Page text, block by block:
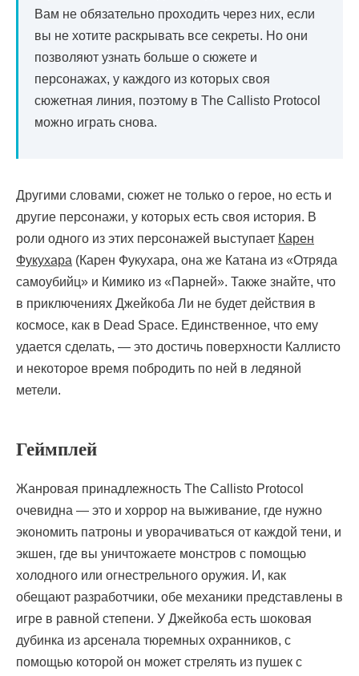
Вам не обязательно проходить через них, если
вы не хотите раскрывать все секреты. Но они
позволяют узнать больше о сюжете и
персонажах, у каждого из которых своя
сюжетная линия, поэтому в The Callisto Protocol
можно играть снова.
Другими словами, сюжет не только о герое, но есть и
другие персонажи, у которых есть своя история. В
роли одного из этих персонажей выступает Карен
Фукухара (Карен Фукухара, она же Катана из «Отряда
самоубийц» и Кимико из «Парней». Также знайте, что
в приключениях Джейкоба Ли не будет действия в
космосе, как в Dead Space. Единственное, что ему
удается сделать, — это достичь поверхности Каллисто
и некоторое время побродить по ней в ледяной
метели.
Геймплей
Жанровая принадлежность The Callisto Protocol
очевидна — это и хоррор на выживание, где нужно
экономить патроны и уворачиваться от каждой тени, и
экшен, где вы уничтожаете монстров с помощью
холодного или огнестрельного оружия. И, как
обещают разработчики, обе механики представлены в
игре в равной степени. У Джейкоба есть шоковая
дубинка из арсенала тюремных охранников, с
помощью которой он может стрелять из пушек с